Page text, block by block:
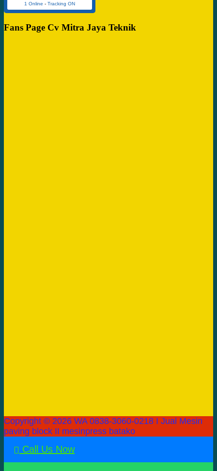
1 Online - Tracking ON
Fans Page Cv Mitra Jaya Teknik
Copyright © 2026 WA 0838-3060-0218 I Jual Mesin
paving block II mesinpress batako
Call Us Now